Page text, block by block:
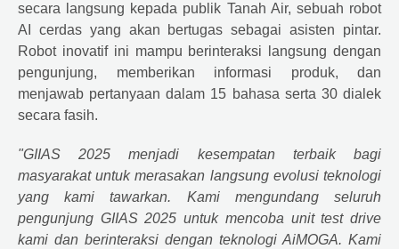
secara langsung kepada publik Tanah Air, sebuah robot
AI cerdas yang akan bertugas sebagai asisten pintar.
Robot inovatif ini mampu berinteraksi langsung dengan
pengunjung, memberikan informasi produk, dan
menjawab pertanyaan dalam 15 bahasa serta 30 dialek
secara fasih.
"GIIAS 2025 menjadi kesempatan terbaik bagi
masyarakat untuk merasakan langsung evolusi teknologi
yang kami tawarkan. Kami mengundang seluruh
pengunjung GIIAS 2025 untuk mencoba unit test drive
kami dan berinteraksi dengan teknologi AiMOGA. Kami